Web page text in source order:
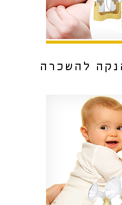
להשכרה